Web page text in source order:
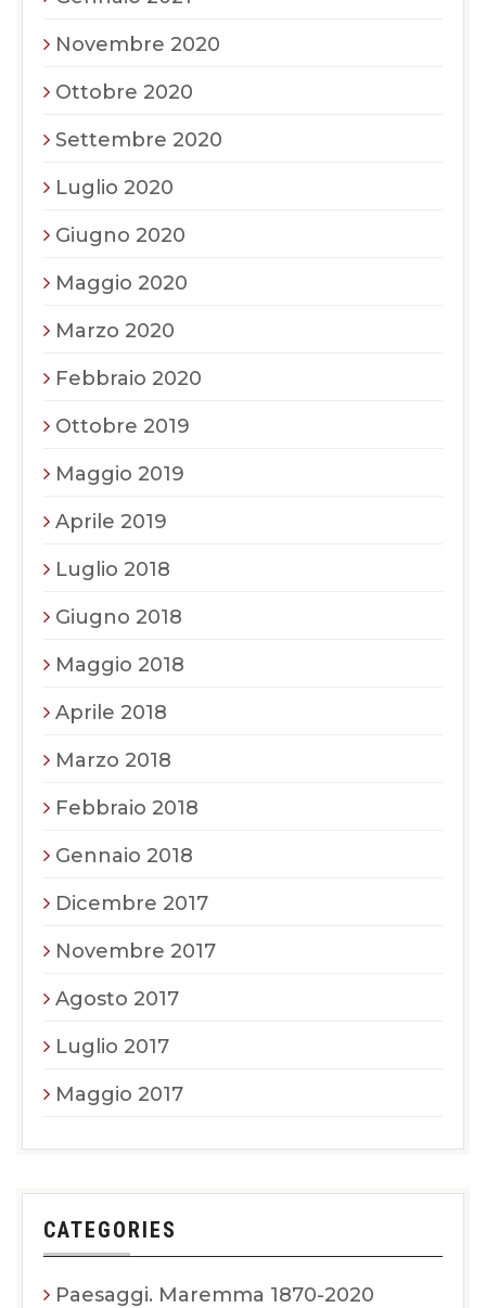
Novembre 2020
Ottobre 2020
Settembre 2020
Luglio 2020
Giugno 2020
Maggio 2020
Marzo 2020
Febbraio 2020
Ottobre 2019
Maggio 2019
Aprile 2019
Luglio 2018
Giugno 2018
Maggio 2018
Aprile 2018
Marzo 2018
Febbraio 2018
Gennaio 2018
Dicembre 2017
Novembre 2017
Agosto 2017
Luglio 2017
Maggio 2017
CATEGORIES
Paesaggi. Maremma 1870-2020